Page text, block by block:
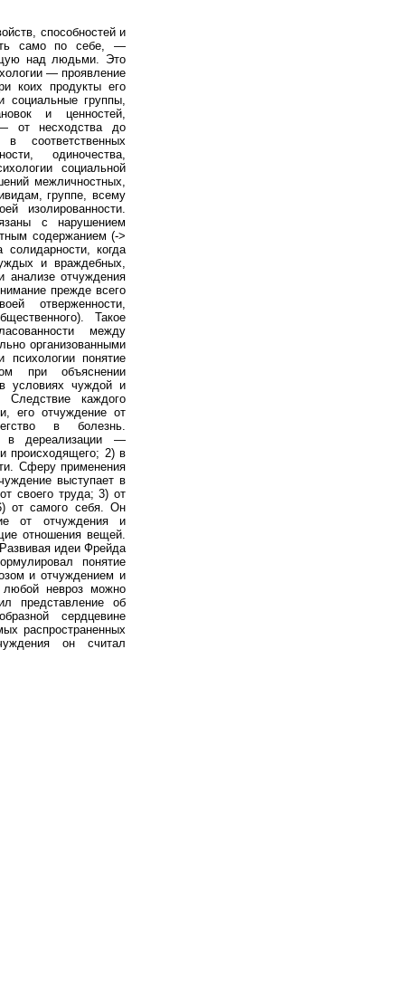
способностей и
само по себе, —
над людьми. Это
— проявление
коих продукты его
социальные группы,
и ценностей,
от несходства до
соответственных
одиночества,
социальной
межличностных,
группе, всему
изолированности.
с нарушением
содержанием (->
солидарности, когда
и враждебных,
анализе отчуждения
прежде всего
отверженности,
Такое
между
организованными
психологии понятие
при объяснении
в условиях чуждой и
Следствие каждого
его отчуждение от
в болезнь.
в дереализации —
происходящего; 2) в
Сферу применения
выступает в
своего труда; 3) от
от самого себя. Он
от отчуждения и
отношения вещей.
идеи Фрейда
понятие
и отчуждением и
невроз можно
представление об
сердцевине
распространенных
он считал